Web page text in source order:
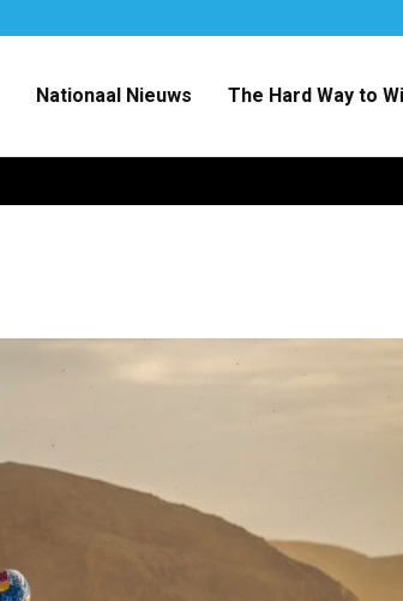
Nationaal Nieuws The Hard Way to